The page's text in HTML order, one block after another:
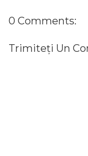
0 Comments:
Trimiteți Un